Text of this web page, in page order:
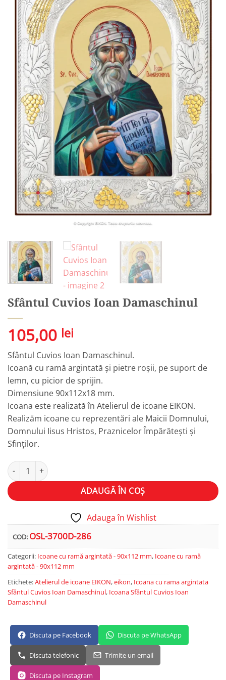
Sfântul Cuvios Ioan Damaschinul
105,00 lei
Sfântul Cuvios Ioan Damaschinul.
Icoană cu ramă argintată și pietre roșii, pe suport de
lemn, cu picior de sprijin.
Dimensiune 90x112x18 mm.
Icoana este realizată în Atelierul de icoane EIKON.
Realizăm icoane cu reprezentări ale Maicii Domnului,
Domnului Iisus Hristos, Praznicelor Împărătești și
Sfinților.
Cantitate Sfântul Cuvios Ioan Damaschinul
ADAUGĂ ÎN COȘ
Alternative:
Adauga în Wishlist
COD: OSL-3700D-286
Categorii: Icoane cu ramă argintată - 90x112 mm, Icoane cu ramă
argintată - 90x112 mm
Etichete:Atelierul de icoane EIKON,eikon, Icoana cu rama argintata
Sfântul Cuvios Ioan Damaschinul, Icoana Sfântul Cuvios Ioan
Damaschinul
Discuta pe Facebook Discuta pe WhatsApp
Discuta telefonic Trimite un email
Discuta pe Instagram